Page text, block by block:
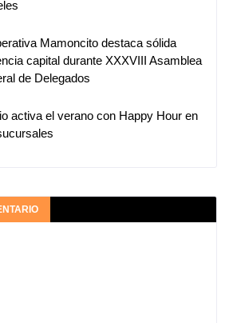
Mamoncito destaca sólida
capital durante XXXVIII Asamblea
de Delegados
activa el verano con Happy Hour en